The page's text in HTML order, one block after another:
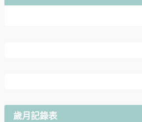
歲月記錄表